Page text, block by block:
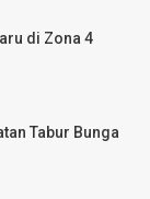
di Zona 4
Tabur Bunga